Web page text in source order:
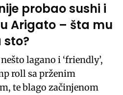
probao sushi i
Arigato – šta mu
sto?
lagano i ‘friendly’,
roll sa prženim
te blago začinjenom